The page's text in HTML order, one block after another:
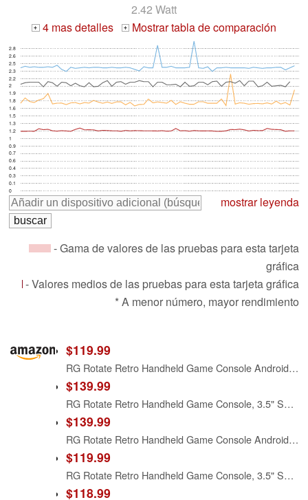
2.42 Watt
+ 4 mas detalles + Mostrar tabla de comparación
0
0.1
0.3
0.4
0.6
0.7
0.9
1
1.2
1.3
1.5
1.6
1.8
1.9
2
2.2
2.3
2.5
2.6
2.8
mostrar leyenda
- Gama de valores de las pruebas para esta tarjeta
gráfica
- Valores medios de las pruebas para esta tarjeta gráfica
* A menor número, mayor rendimiento
$119.99
RG Rotate Retro Handheld Game Console Android 12 Console with 3.5 inch Swivel Screen Unisoc T618 Chip 3GB+32GB, 2000mAh Aluminum Alloy Body +ABS Plastic with RG Rotate Carrying Case Bag
$139.99
RG Rotate Retro Handheld Game Console, 3.5" Swivel Screen Android Portable Player, Unisoc T618 Chip 3GB+32GB, 2000mAh Battery, Aluminum Alloy Body (Anbernic RG Rotate-Aurora Silver-NEW)
$139.99
RG Rotate Retro Handheld Game Console Android 12 System Console with 3.5 inch Swivel Screen Unisoc T618 Chip 3GB+32GB, 2000mAh Aluminum Alloy Body with RG Rotate Carrying Case Bag
$119.99
RG Rotate Retro Handheld Game Console, 3.5" Swivel Screen Android Portable Player, Unisoc T618 Chip 3GB+32GB, 2000mAh Battery, Aluminum Alloy + Plastic (Anbernic RG Rotate-Polar Black-NEW)
$118.99